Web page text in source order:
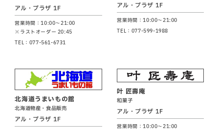
アル・プラザ 1F
営業時間：10:00～21:00
※ラストオーダー 20:45
TEL：077-561-6731
アル・プラザ 1F
営業時間：10:00～21:00
TEL：077-599-1988
北海道うまいもの館
北海道物産・食品販売
アル・プラザ 1F
叶 匠壽庵
和菓子
アル・プラザ 1F
営業時間：10:00～21:00